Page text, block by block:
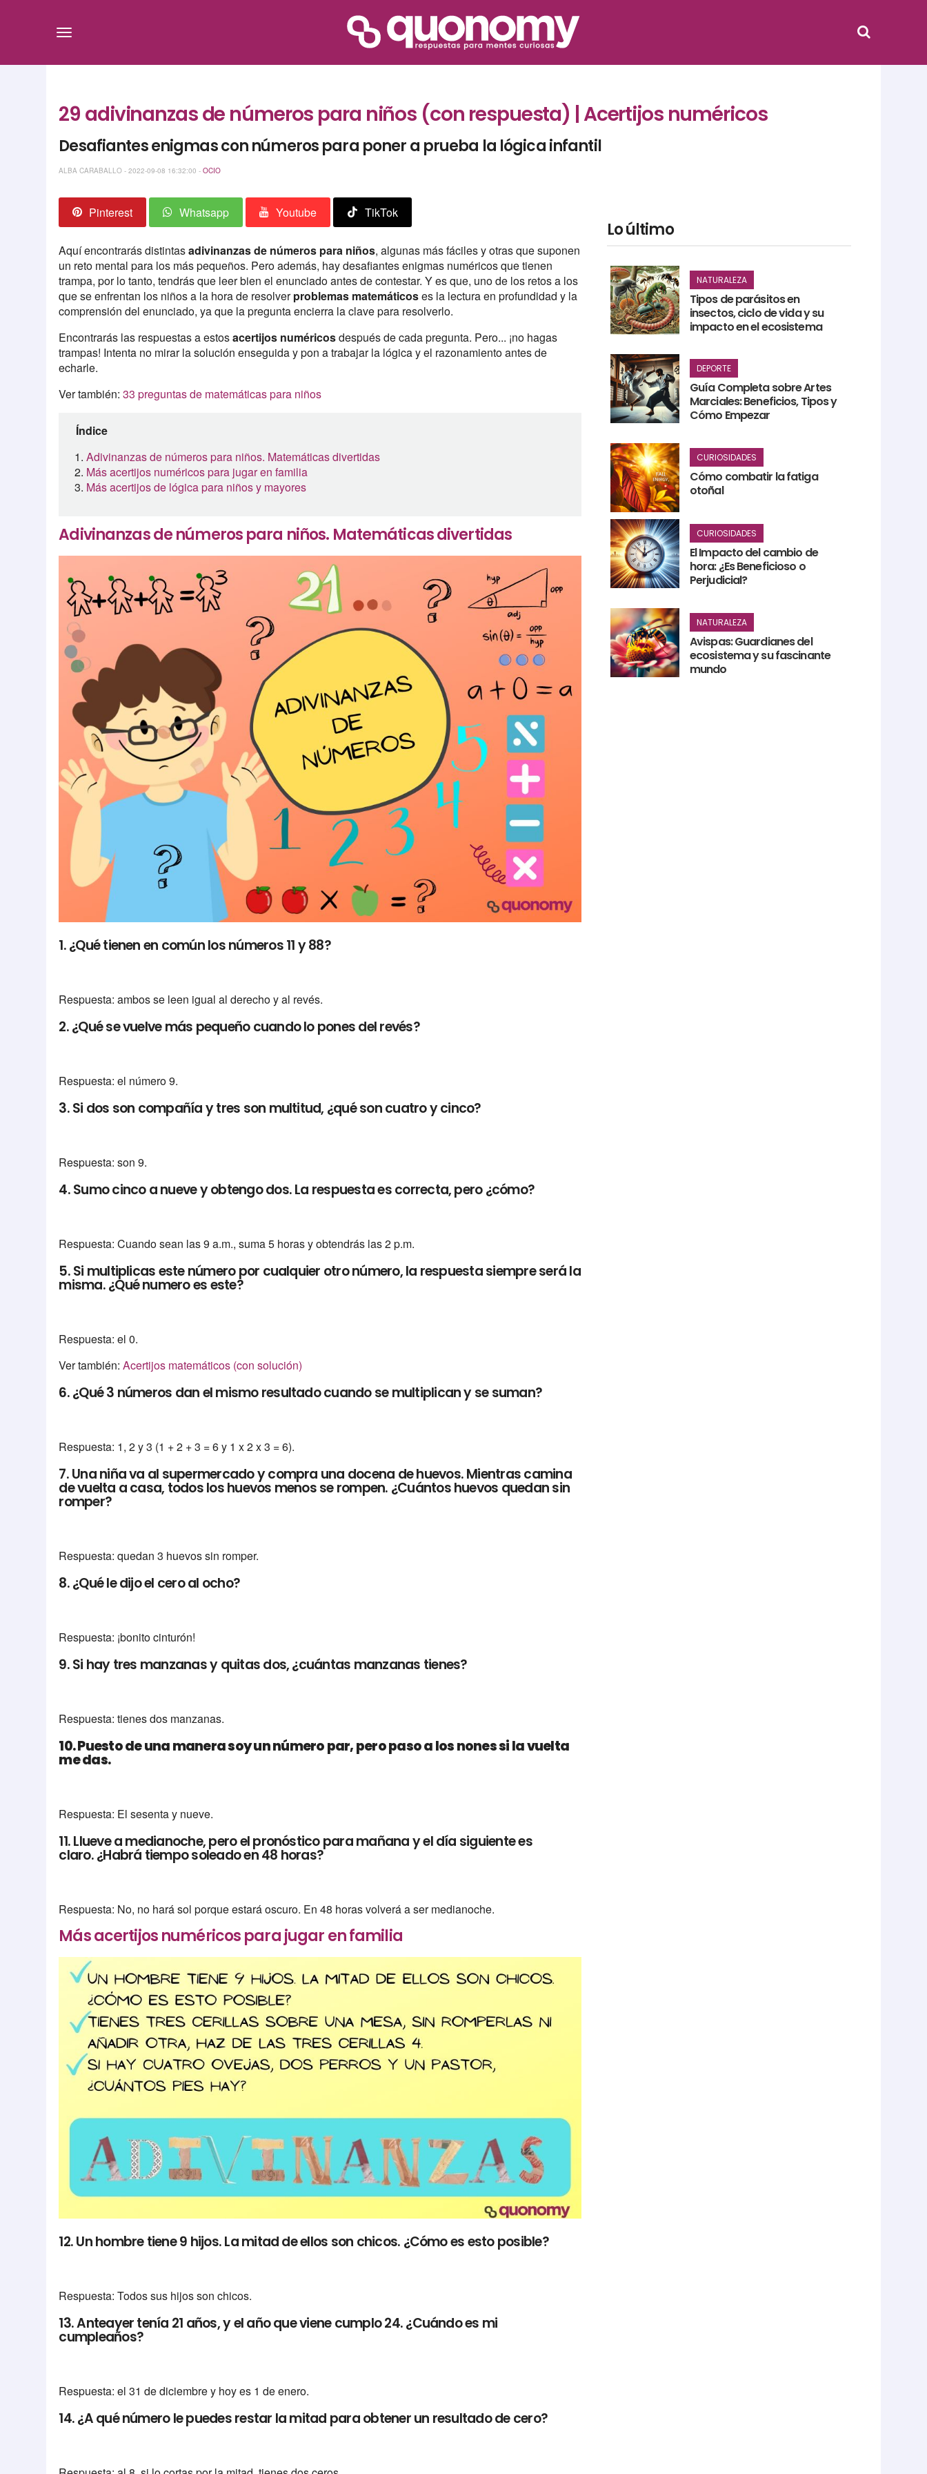
29 adivinanzas de números para niños (con respuesta) | Acertijos numéricos
Desafiantes enigmas con números para poner a prueba la lógica infantil
ALBA CARABALLO - 2022-09-08 16:32:00 -OCIO
Pinterest Whatsapp Youtube TikTok
Aquí encontrarás distintasadivinanzas de números para niños, algunas más fáciles y otras que suponen
un reto mental para los más pequeños. Pero además, hay desafiantes enigmas numéricos que tienen
trampa, por lo tanto, tendrás que leer bien el enunciado antes de contestar. Y es que, uno de los retos a los
que se enfrentan los niños a la hora de resolverproblemas matemáticoses la lectura en profundidad y la
comprensión del enunciado, ya que la pregunta encierra la clave para resolverlo.
Encontrarás las respuestas a estosacertijos numéricosdespués de cada pregunta. Pero... ¡no hagas
trampas! Intenta no mirar la solución enseguida y pon a trabajar la lógica y el razonamiento antes de
echarle.
Ver también:33 preguntas de matemáticas para niños
Índice
Adivinanzas de números para niños. Matemáticas divertidas
Más acertijos numéricos para jugar en familia
Más acertijos de lógica para niños y mayores
Adivinanzas de números para niños. Matemáticas divertidas
1. ¿Qué tienen en común los números 11 y 88?
Respuesta: ambos se leen igual al derecho y al revés.
2. ¿Qué se vuelve más pequeño cuando lo pones del revés?
Respuesta: el número 9.
3. Si dos son compañía y tres son multitud, ¿qué son cuatro y cinco?
Respuesta: son 9.
4. Sumo cinco a nueve y obtengo dos. La respuesta es correcta, pero ¿cómo?
Respuesta: Cuando sean las 9 a.m., suma 5 horas y obtendrás las 2 p.m.
5. Si multiplicas este número por cualquier otro número, la respuesta siempre será la
misma. ¿Qué numero es este?
Respuesta: el 0.
Ver también:Acertijos matemáticos (con solución)
6. ¿Qué 3 números dan el mismo resultado cuando se multiplican y se suman?
Respuesta: 1, 2 y 3 (1 + 2 + 3 = 6 y 1 x 2 x 3 = 6).
7. Una niña va al supermercado y compra una docena de huevos. Mientras camina
de vuelta a casa, todos los huevos menos se rompen. ¿Cuántos huevos quedan sin
romper?
Respuesta: quedan 3 huevos sin romper.
8. ¿Qué le dijo el cero al ocho?
Respuesta: ¡bonito cinturón!
9. Si hay tres manzanas y quitas dos, ¿cuántas manzanas tienes?
Respuesta: tienes dos manzanas.
10. Puesto de una manera soy un número par, pero paso a los nones si la vuelta
me das.
Respuesta: El sesenta y nueve.
11. Llueve a medianoche, pero el pronóstico para mañana y el día siguiente es
claro. ¿Habrá tiempo soleado en 48 horas?
Respuesta: No, no hará sol porque estará oscuro. En 48 horas volverá a ser medianoche.
Más acertijos numéricos para jugar en familia
12. Un hombre tiene 9 hijos. La mitad de ellos son chicos. ¿Cómo es esto posible?
Respuesta: Todos sus hijos son chicos.
13. Anteayer tenía 21 años, y el año que viene cumplo 24. ¿Cuándo es mi
cumpleaños?
Respuesta: el 31 de diciembre y hoy es 1 de enero.
14. ¿A qué número le puedes restar la mitad para obtener un resultado de cero?
Lo último
NATURALEZA
Tipos de parásitos en
insectos, ciclo de vida y su
impacto en el ecosistema
DEPORTE
Guía Completa sobre Artes
Marciales: Beneficios, Tipos y
Cómo Empezar
CURIOSIDADES
Cómo combatir la fatiga
otoñal
CURIOSIDADES
El Impacto del cambio de
hora: ¿Es Beneficioso o
Perjudicial?
NATURALEZA
Avispas: Guardianes del
ecosistema y su fascinante
mundo